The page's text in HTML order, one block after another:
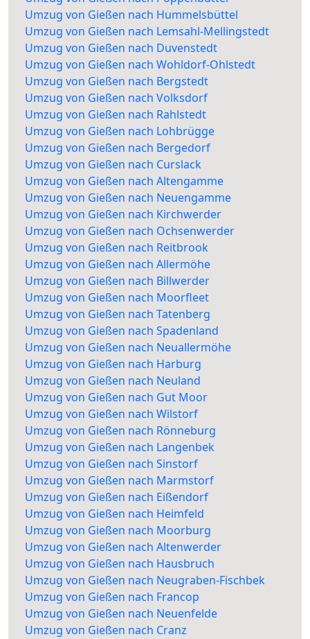
Umzug von Gießen nach Hummelsbüttel
Umzug von Gießen nach Lemsahl-Mellingstedt
Umzug von Gießen nach Duvenstedt
Umzug von Gießen nach Wohldorf-Ohlstedt
Umzug von Gießen nach Bergstedt
Umzug von Gießen nach Volksdorf
Umzug von Gießen nach Rahlstedt
Umzug von Gießen nach Lohbrügge
Umzug von Gießen nach Bergedorf
Umzug von Gießen nach Curslack
Umzug von Gießen nach Altengamme
Umzug von Gießen nach Neuengamme
Umzug von Gießen nach Kirchwerder
Umzug von Gießen nach Ochsenwerder
Umzug von Gießen nach Reitbrook
Umzug von Gießen nach Allermöhe
Umzug von Gießen nach Billwerder
Umzug von Gießen nach Moorfleet
Umzug von Gießen nach Tatenberg
Umzug von Gießen nach Spadenland
Umzug von Gießen nach Neuallermöhe
Umzug von Gießen nach Harburg
Umzug von Gießen nach Neuland
Umzug von Gießen nach Gut Moor
Umzug von Gießen nach Wilstorf
Umzug von Gießen nach Rönneburg
Umzug von Gießen nach Langenbek
Umzug von Gießen nach Sinstorf
Umzug von Gießen nach Marmstorf
Umzug von Gießen nach Eißendorf
Umzug von Gießen nach Heimfeld
Umzug von Gießen nach Moorburg
Umzug von Gießen nach Altenwerder
Umzug von Gießen nach Hausbruch
Umzug von Gießen nach Neugraben-Fischbek
Umzug von Gießen nach Francop
Umzug von Gießen nach Neuenfelde
Umzug von Gießen nach Cranz